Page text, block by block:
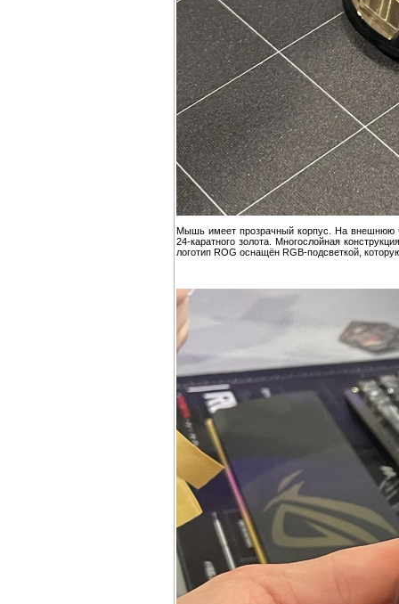
Мышь имеет прозрачный корпус. На внешнюю
24-каратного золота. Многослойная
логотип ROG оснащён RGB-подсветкой,